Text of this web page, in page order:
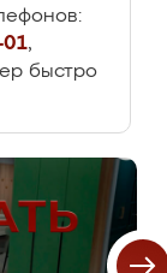
01,
быстро